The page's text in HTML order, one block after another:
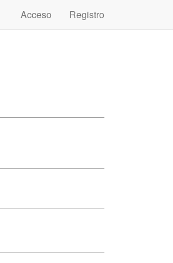
Acceso Registro